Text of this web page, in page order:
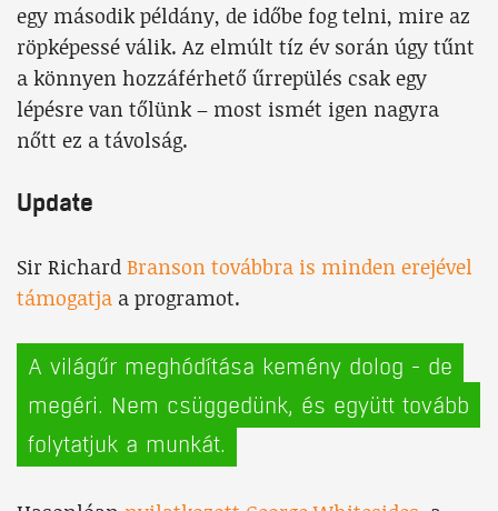
egy második példány, de időbe fog telni, mire az
röpképessé válik. Az elmúlt tíz év során úgy tűnt
a könnyen hozzáférhető űrrepülés csak egy
lépésre van tőlünk – most ismét igen nagyra
nőtt ez a távolság.
Update
Sir Richard Branson továbbra is minden erejével
támogatja a programot.
A világűr meghódítása kemény dolog - de
megéri. Nem csüggedünk, és együtt tovább
folytatjuk a munkát.